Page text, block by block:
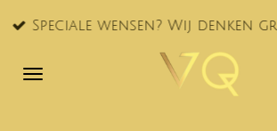
Ga Speciale wensen? Wij denken